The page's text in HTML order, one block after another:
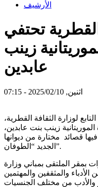
الأرشيف
تحتفي
زينب
عابدين
اثنين, 2025/02/10 - 07:15
لوزارة الثقافة القطرية،
2025، الشاعرة الموريتانية زينب بنت عابدين،
قصائد مختارة من ديوانها
الجديد “الطوفان”.
بمقر الملتقى بمباني وزارة
الأدباء والمثقفين والمهتمين